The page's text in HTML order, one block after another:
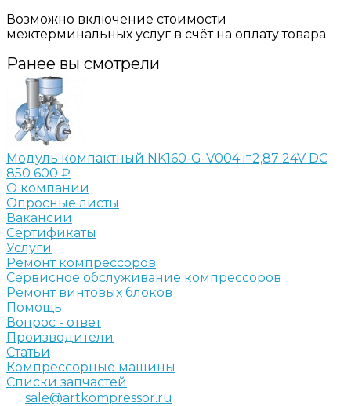
Возможно включение стоимости
межтерминальных услуг в счёт на оплату товара.
Ранее вы смотрели
Модуль компактный NK160-G-V004 i=2,87 24V DC
850 600 ₽
О компании
Опросные листы
Вакансии
Сертификаты
Услуги
Ремонт компрессоров
Сервисное обслуживание компрессоров
Ремонт винтовых блоков
Помощь
Вопрос - ответ
Производители
Статьи
Компрессорные машины
Списки запчастей
sale@artkompressor.ru